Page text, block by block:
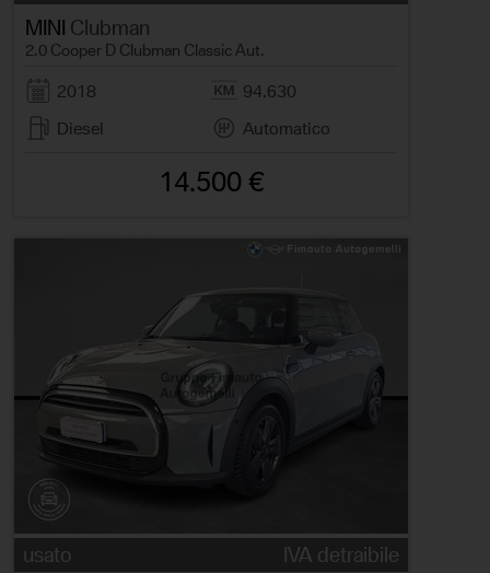
MINI Clubman
2.0 Cooper D Clubman Classic Aut.
2018
94.630
Diesel
Automatico
14.500 €
usato
IVA detraibile